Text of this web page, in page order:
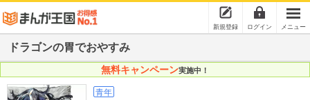
新規登録 ログイン メニュー
ドラゴンの胃でおやすみ
無料キャンペーン実施中！
青年